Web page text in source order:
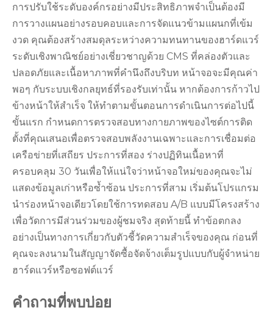
การปรับใช้ระดับองค์กรอย่างมีประสิทธิภาพจำเป็นต้องมี
การวางแผนอย่างรอบคอบและการจัดแนวข้ามแผนกที่เข้ม
งวด คุณต้องสร้างสมดุลระหว่างความทนทานของฮาร์ดแวร์
ระดับเชิงพาณิชย์อย่างเชี่ยวชาญด้วย CMS ที่คล่องตัวและ
ปลอดภัยและเนื้อหาภาพที่คำนึงถึงบริบท หน้าจอจะมีคุณค่า
พอๆ กับระบบเชิงกลยุทธ์ที่รองรับเท่านั้น หากต้องการก้าวไป
ข้างหน้าให้สำเร็จ ให้ทำตามขั้นตอนการดำเนินการต่อไปนี้
ขั้นแรก กำหนดการตรวจสอบทางกายภาพของไซต์การติด
ตั้งที่คุณเสนอเพื่อตรวจสอบพลังงานเฉพาะและการเชื่อมต่อ
เครือข่ายที่เสถียร ประการที่สอง ร่างปฏิทินเนื้อหาที่
ครอบคลุม 30 วันเพื่อให้แน่ใจว่าหน้าจอใหม่ของคุณจะไม่
แสดงข้อมูลเก่าหรือซ้ำซ้อน ประการที่สาม เริ่มต้นโปรแกรม
นำร่องหน้าจอเดียวโดยใช้การทดสอบ A/B แบบมีโครงสร้าง
เพื่อวัดการมีส่วนร่วมของผู้ชมจริง สุดท้ายนี้ ทำข้อตกลง
อย่างเป็นทางการเกี่ยวกับตัวชี้วัดความสำเร็จของคุณ ก่อนที่
คุณจะลงนามในสัญญาจัดซื้อจัดจ้างเต็มรูปแบบกับผู้จำหน่าย
ฮาร์ดแวร์หรือซอฟต์แวร์
คำถามที่พบบ่อย